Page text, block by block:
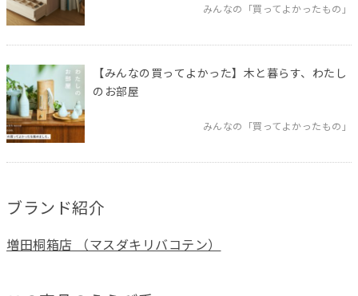
みんなの「買ってよかったもの」
【みんなの買ってよかった】木と暮らす、わたし
のお部屋
みんなの「買ってよかったもの」
ブランド紹介
増田桐箱店 （マスダキリバコテン）